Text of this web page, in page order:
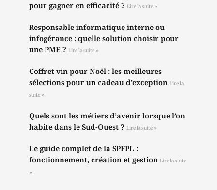
pour gagner en efficacité ? Lire la suite »
Responsable informatique interne ou
infogérance : quelle solution choisir pour
une PME ? Lire la suite »
Coffret vin pour Noël : les meilleures
sélections pour un cadeau d’exception Lire la
suite »
Quels sont les métiers d’avenir lorsque l’on
habite dans le Sud-Ouest ? Lire la suite »
Le guide complet de la SPFPL :
fonctionnement, création et gestion Lire la suite
»